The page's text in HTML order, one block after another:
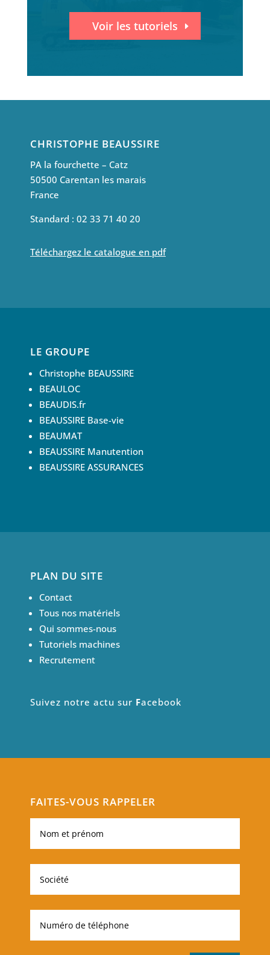
Voir les tutoriels
CHRISTOPHE BEAUSSIRE
PA la fourchette – Catz
50500 Carentan les marais
France
Standard : 02 33 71 40 20
Téléchargez le catalogue en pdf
LE GROUPE
Christophe BEAUSSIRE
BEAULOC
BEAUDIS.fr
BEAUSSIRE Base-vie
BEAUMAT
BEAUSSIRE Manutention
BEAUSSIRE ASSURANCES
PLAN DU SITE
Contact
Tous nos matériels
Qui sommes-nous
Tutoriels machines
Recrutement
Suivez notre actu sur Facebook
FAITES-VOUS RAPPELER